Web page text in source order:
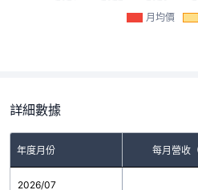
月均價
詳細數據
年度月份 每月營收
2026/07